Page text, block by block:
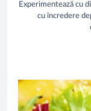
Experimentează cu
cu încredere